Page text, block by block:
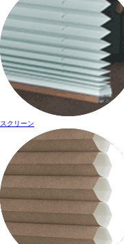
スクリーン